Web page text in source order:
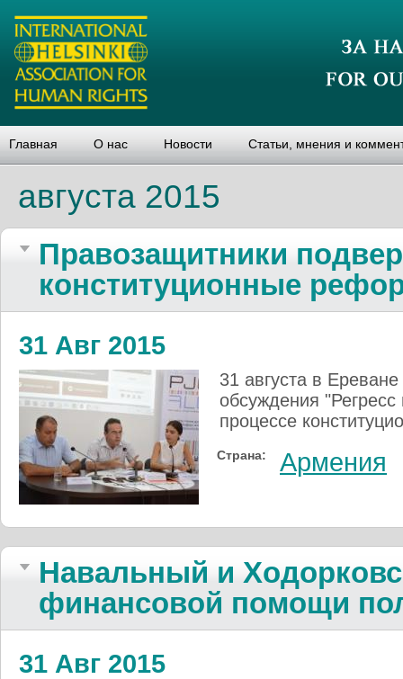
Главная О нас Новости Статьи, мнения и
августа 2015
Правозащитники
конституционные
31 Авг 2015
31 августа в
обсуждения
процессе
Страна: Армения
Навальный и
финансовой помощи
31 Авг 2015